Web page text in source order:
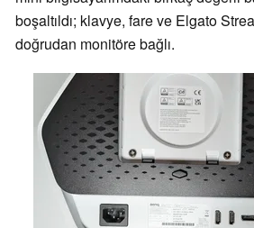
boşaltıldı; klavye, fare ve Elgato
doğrudan monitöre bağlı.